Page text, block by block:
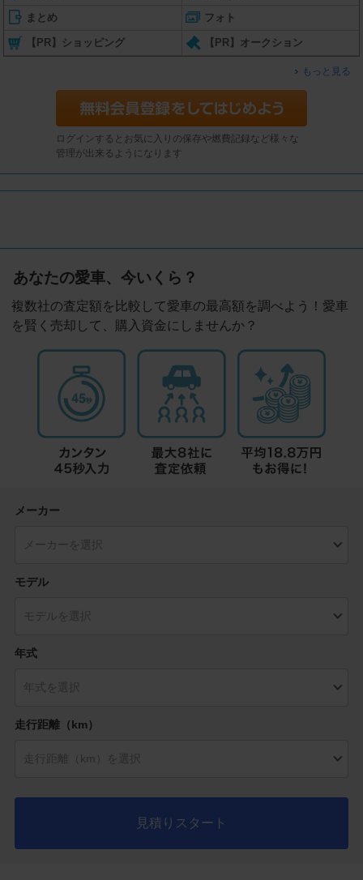
まとめ フォト
【PR】ショッピング 【PR】オークション
もっと見る
ログインするとお気に入りの保存や燃費記録など様々な
管理が出来るようになります
あなたの愛車、今いくら？
複数社の査定額を比較して愛車の最高額を調べよう！愛車
を賢く売却して、購入資金にしませんか？
メーカー
モデル
年式
走行距離（km）
見積りスタート